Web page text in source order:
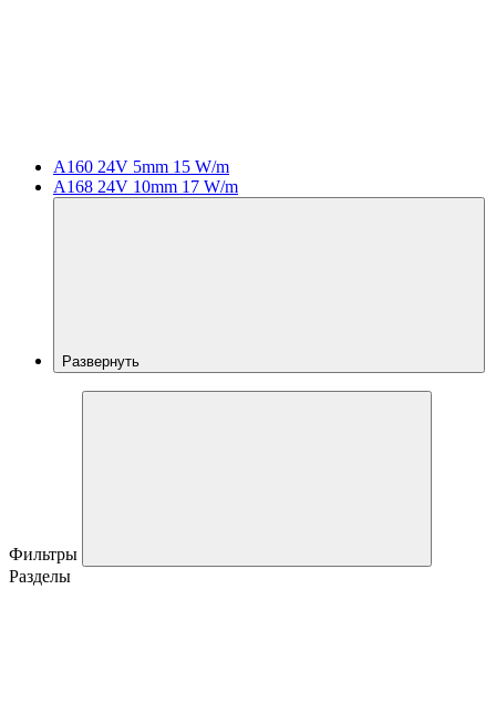
A160 24V 5mm 15 W/m
A168 24V 10mm 17 W/m
Развернуть
Фильтры
Разделы